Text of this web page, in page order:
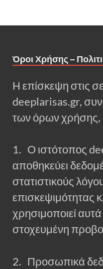
Όροι Χρήσης –
Η επίσκεψη στις
deeplarisas.gr,
των όρων
1. Ο ιστότοπος
αποθηκεύει
στατιστικούς
επισκεψιμότητας
χρησιμοποιεί
στοχευμένη
2. Προσωπικά